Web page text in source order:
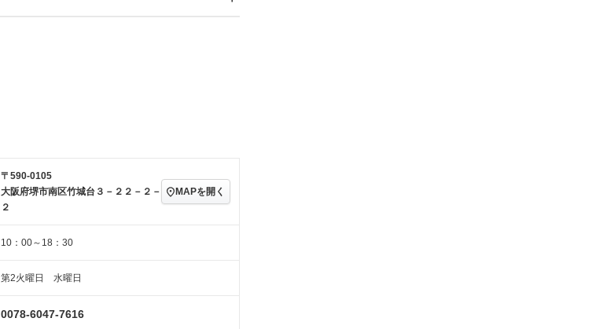
装備略号／用語解説
3列シート ベンチシート
後席モニター
全周囲カメラ
〒590-0105
大阪府堺市南区竹城台３－２２－２－
２
MAPを開く
10：00～18：30
第2火曜日 水曜日
0078-6047-7616